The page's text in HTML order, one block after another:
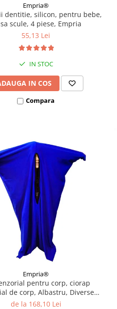
Empria®
dentitie, silicon, pentru bebe,
scule, 4 piese, Empria
55,13 Lei
IN STOC
IN COS
Compara
Empria®
pentru corp, ciorap
de corp, Albastru, Diverse
marimi
de la 168,10 Lei